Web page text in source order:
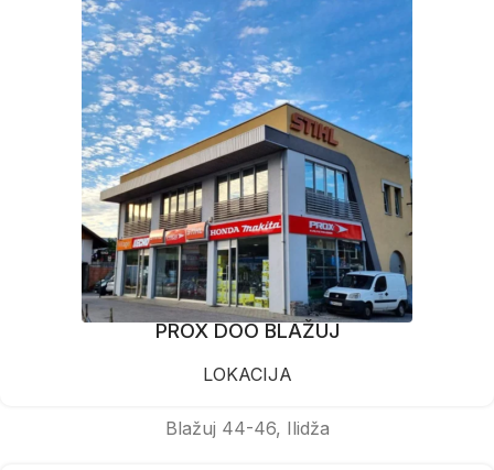
PROX DOO BLAŽUJ
LOKACIJA
Blažuj 44-46, Ilidža